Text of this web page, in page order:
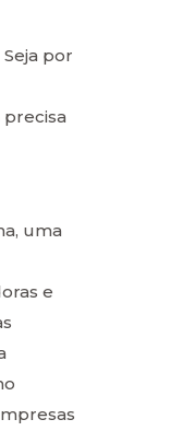
por
uma
e